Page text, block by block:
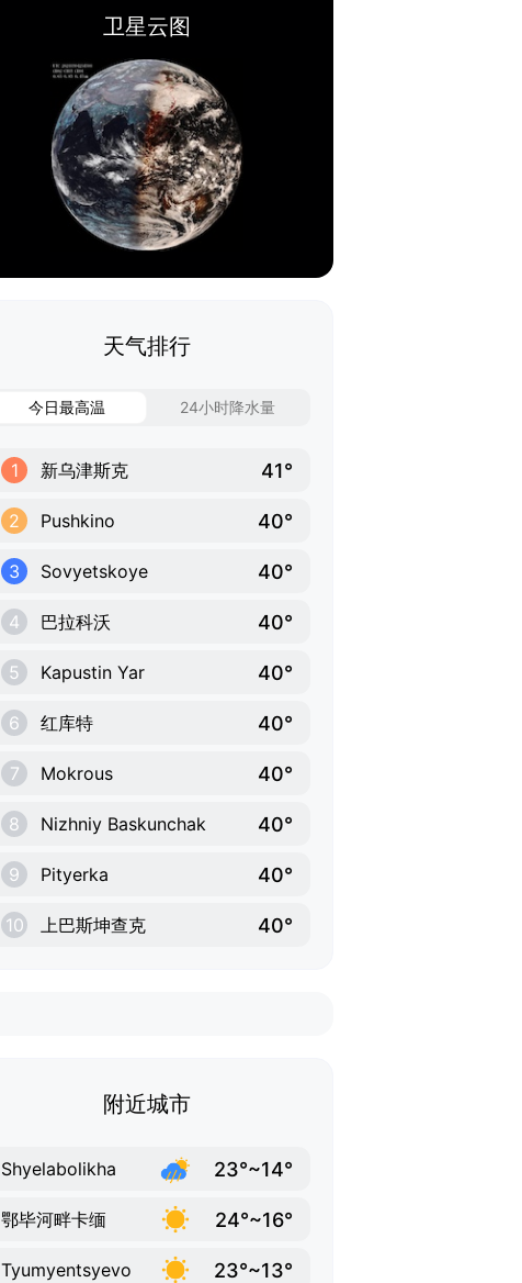
卫星云图
天气排行
今日最高温 24小时降水量
1 新乌津斯克 41°
2 Pushkino 40°
3 Sovyetskoye 40°
4 巴拉科沃 40°
5 Kapustin Yar 40°
6 红库特 40°
7 Mokrous 40°
8 Nizhniy Baskunchak 40°
9 Pityerka 40°
10 上巴斯坤查克 40°
附近城市
Shyelabolikha 23°~14°
鄂毕河畔卡缅 24°~16°
Tyumyentsyevo 23°~13°